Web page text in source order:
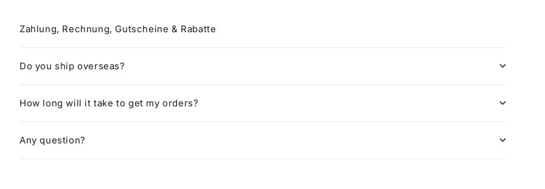
Zahlung, Rechnung, Gutscheine & Rabatte
Do you ship overseas?
How long will it take to get my orders?
Any question?